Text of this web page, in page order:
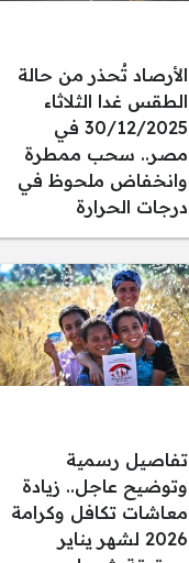
الأرصاد تُحذر من حالة
الطقس غدا الثلاثاء
30/12/2025 في
مصر.. سحب ممطرة
وانخفاض ملحوظ في
درجات الحرارة
تفاصيل رسمية
وتوضيح عاجل.. زيادة
معاشات تكافل وكرامة
2026 لشهر يناير